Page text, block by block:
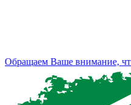
Ваше внимание, что